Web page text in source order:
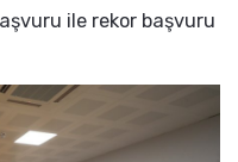
ile rekor başvuru